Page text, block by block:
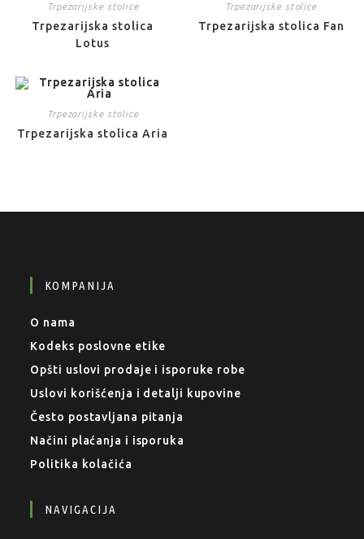
Trpezarijske stolice
Trpezarijska stolica
Lotus
Trpezarijske stolice
Trpezarijska stolica Fan
Trpezarijske stolice
Trpezarijska stolica Aria
KOMPANIJA
O nama
Kodeks poslovne etike
Opšti uslovi prodaje i isporuke robe
Uslovi korišćenja i detalji kupovine
Često postavljana pitanja
Načini plaćanja i isporuka
Politika kolačića
NAVIGACIJA